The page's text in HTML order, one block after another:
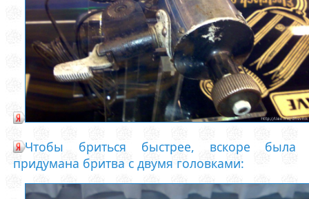
Чтобы бриться быстрее, вскоре была
придумана бритва с двумя головками: